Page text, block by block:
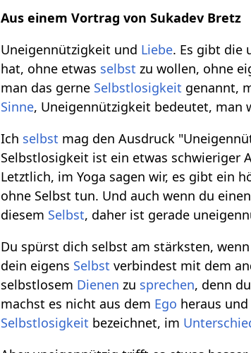
Aus einem Vortrag von Sukadev Bretz
Uneigennützigkeit und Liebe. Es gibt die
hat, ohne etwas selbst zu wollen, ohne
man das gerne Selbstlosigkeit genannt,
Sinne, Uneigennützigkeit bedeutet, man
Ich selbst mag den Ausdruck
Selbstlosigkeit ist ein etwas schwieriger
Letztlich, im Yoga sagen wir, es gibt ein
ohne Selbst tun. Und auch wenn du
diesem Selbst, daher ist gerade
Du spürst dich selbst am stärksten,
dein eigens Selbst verbindest mit dem
selbstlosem Dienen zu sprechen, denn
machst es nicht aus dem Ego heraus
Selbstlosigkeit bezeichnet, im